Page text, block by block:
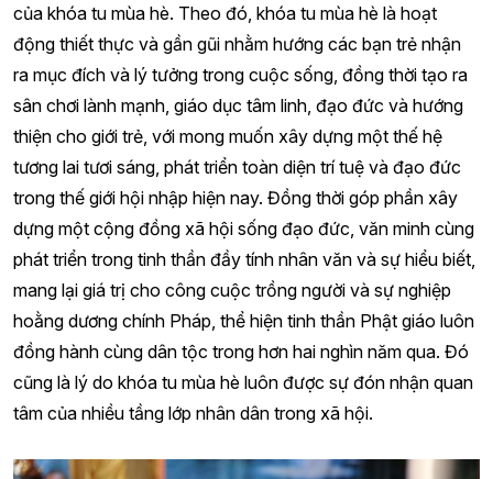
của khóa tu mùa hè. Theo đó, khóa tu mùa hè là hoạt
động thiết thực và gần gũi nhằm hướng các bạn trẻ nhận
ra mục đích và lý tưởng trong cuộc sống, đồng thời tạo ra
sân chơi lành mạnh, giáo dục tâm linh, đạo đức và hướng
thiện cho giới trẻ, với mong muốn xây dựng một thế hệ
tương lai tươi sáng, phát triển toàn diện trí tuệ và đạo đức
trong thế giới hội nhập hiện nay. Đồng thời góp phần xây
dựng một cộng đồng xã hội sống đạo đức, văn minh cùng
phát triển trong tinh thần đầy tính nhân văn và sự hiểu biết,
mang lại giá trị cho công cuộc trồng người và sự nghiệp
hoằng dương chính Pháp, thể hiện tinh thần Phật giáo luôn
đồng hành cùng dân tộc trong hơn hai nghìn năm qua. Đó
cũng là lý do khóa tu mùa hè luôn được sự đón nhận quan
tâm của nhiều tầng lớp nhân dân trong xã hội.